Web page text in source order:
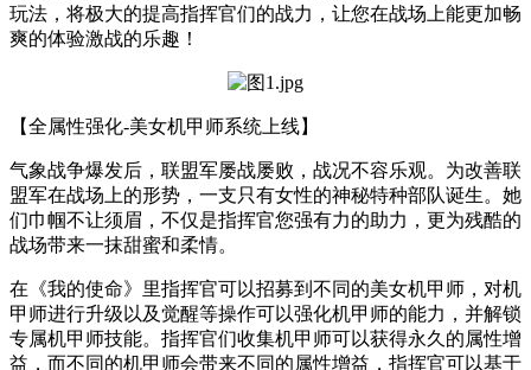
玩法，将极大的提高指挥官们的战力，让您在战场上能更加畅
爽的体验激战的乐趣！
【全属性强化-美女机甲师系统上线】
气象战争爆发后，联盟军屡战屡败，战况不容乐观。为改善联
盟军在战场上的形势，一支只有女性的神秘特种部队诞生。她
们巾帼不让须眉，不仅是指挥官您强有力的助力，更为残酷的
战场带来一抹甜蜜和柔情。
在《我的使命》里指挥官可以招募到不同的美女机甲师，对机
甲师进行升级以及觉醒等操作可以强化机甲师的能力，并解锁
专属机甲师技能。指挥官们收集机甲师可以获得永久的属性增
益，而不同的机甲师会带来不同的属性增益，指挥官可以基于